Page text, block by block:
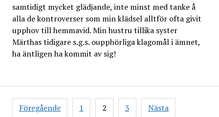
samtidigt mycket glädjande, inte minst med tanke å
alla de kontroverser som min klädsel alltför ofta givit
upphov till hemmavid. Min hustru tillika syster
Märthas tidigare s.g.s. oupphörliga klagomål i ämnet,
ha äntligen ha kommit av sig!
Inläggsnavigering
Föregående 1 2 3 Nästa